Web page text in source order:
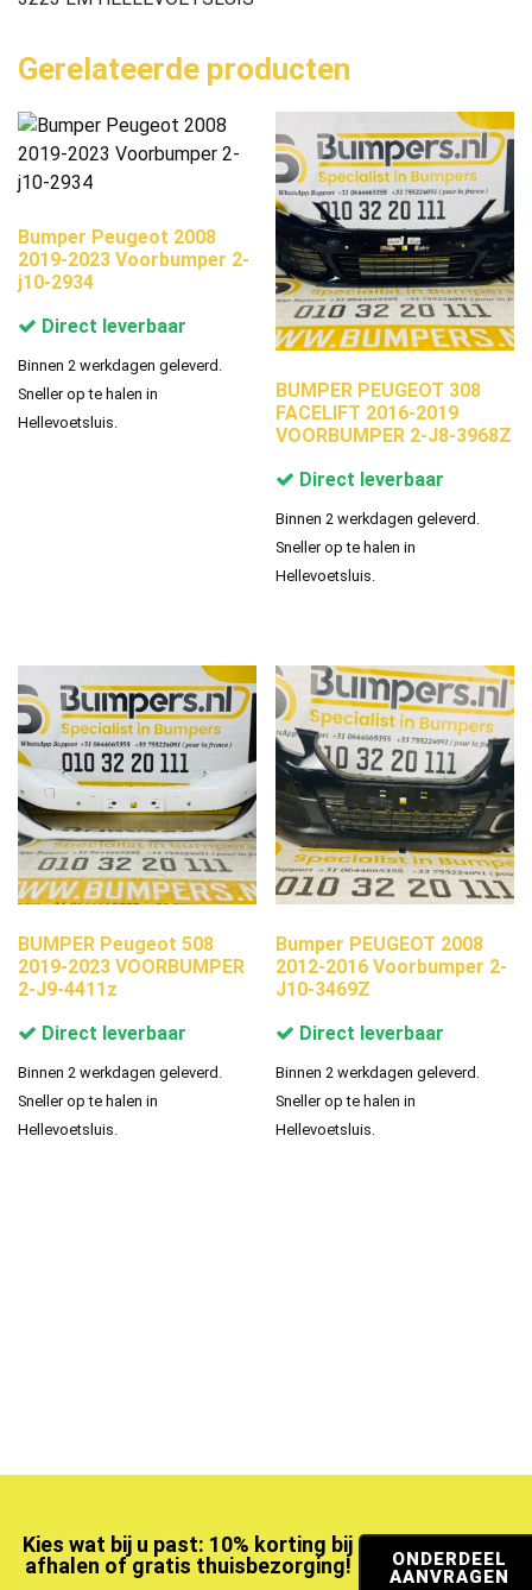
Gerelateerde producten
Bumper Peugeot 2008
2019-2023 Voorbumper 2-
j10-2934
Direct leverbaar
Binnen 2 werkdagen geleverd.
Sneller op te halen in
Hellevoetsluis.
BUMPER PEUGEOT 308
FACELIFT 2016-2019
VOORBUMPER 2-J8-3968Z
Direct leverbaar
Binnen 2 werkdagen geleverd.
Sneller op te halen in
Hellevoetsluis.
BUMPER Peugeot 508
2019-2023 VOORBUMPER
2-J9-4411z
Direct leverbaar
Binnen 2 werkdagen geleverd.
Sneller op te halen in
Hellevoetsluis.
Bumper PEUGEOT 2008
2012-2016 Voorbumper 2-
J10-3469Z
Direct leverbaar
Binnen 2 werkdagen geleverd.
Sneller op te halen in
Hellevoetsluis.
Kies wat bij u past: 10% korting bij
afhalen of gratis thuisbezorging!
ONDERDEEL
AANVRAGEN